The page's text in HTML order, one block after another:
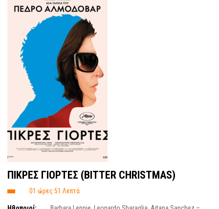
ΠΙΚΡΕΣ ΓΙΟΡΤΕΣ (BITTER CHRISTMAS)
01 ώρες 51 Λεπτά